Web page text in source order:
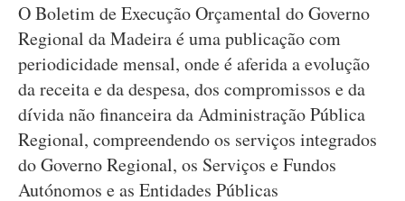
O Boletim de Execução Orçamental do Governo
Regional da Madeira é uma publicação com
periodicidade mensal, onde é aferida a evolução
da receita e da despesa, dos compromissos e da
dívida não financeira da Administração Pública
Regional, compreendendo os serviços integrados
do Governo Regional, os Serviços e Fundos
Autónomos e as Entidades Públicas